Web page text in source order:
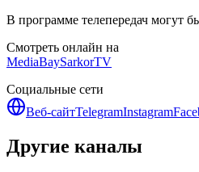
В программе телепередач могут
Смотреть онлайн на
MediaBaySarkorTV
Социальные сети
Веб-сайтTelegramInstagram
Другие каналы